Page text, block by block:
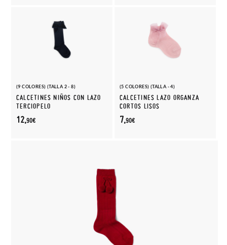
(9 COLORES) (TALLA 2 - 8)
CALCETINES NIÑOS CON LAZO
TERCIOPELO
12,90€
(5 COLORES) (TALLA - 4)
CALCETINES LAZO ORGANZA
CORTOS LISOS
7,90€